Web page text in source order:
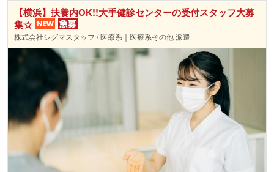
【横浜】扶養内OK!!大手健診センターの受付スタッフ大募
集☆
株式会社シグマスタッフ / 医療系｜医療系その他 派遣